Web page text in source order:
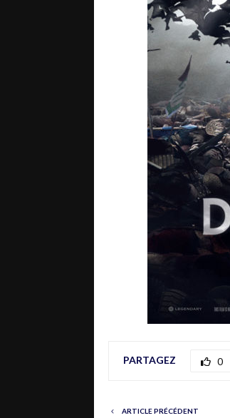
PARTAGEZ 0
ARTICLE PRÉCÉDENT